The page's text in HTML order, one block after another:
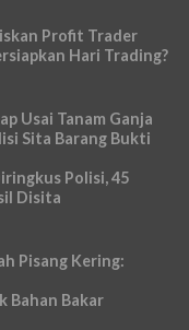
Profit Trader
Hari Trading?
Usai Tanam Ganja
Sita Barang Bukti
Polisi, 45
Disita
Pisang Kering:
Bahan Bakar